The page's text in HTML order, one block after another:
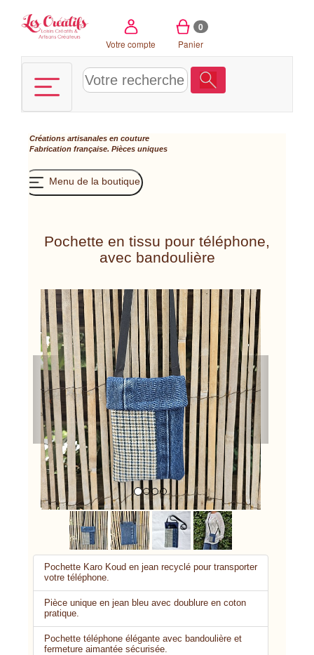
Votre compte
0
Panier
Créations artisanales en couture
Fabrication française. Pièces uniques
Menu de la boutique
Pochette en tissu pour téléphone,
avec bandoulière
Previous Next
Pochette Karo Koud en jean recyclé pour transporter
votre téléphone.
Pièce unique en jean bleu avec doublure en coton
pratique.
Pochette téléphone élégante avec bandoulière et
fermeture aimantée sécurisée.